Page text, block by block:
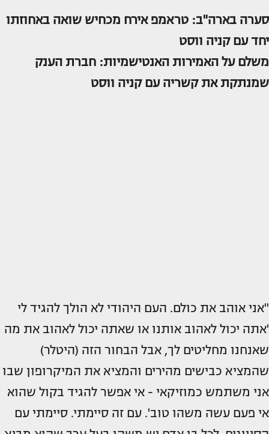
סערה בארה"ב: טראמפ אירח מכחיש שואה באחוזתו
יחד עם קניה ווסט
משלם על האמירות האנטישמיות: חברת הענק
שמנתקת את קשריה עם קניה ווסט
"אני אוהב את כולם. העם היהודי לא הולך להגיד לי
'אתה יכול לאהוב אותנו או שאתה יכול לאהוב את מה
שאנחנו מחליטים לך, אבל הבחור הזה (היטלר)
שהמציא כבישים מהירים והמציא את המיקרופון שבו
אני משתמש כמוזיקאי - אי אפשר להגיד בקול שהוא
אי פעם עשה משהו טוב'. עם זה סיימתי. סיימתי עם